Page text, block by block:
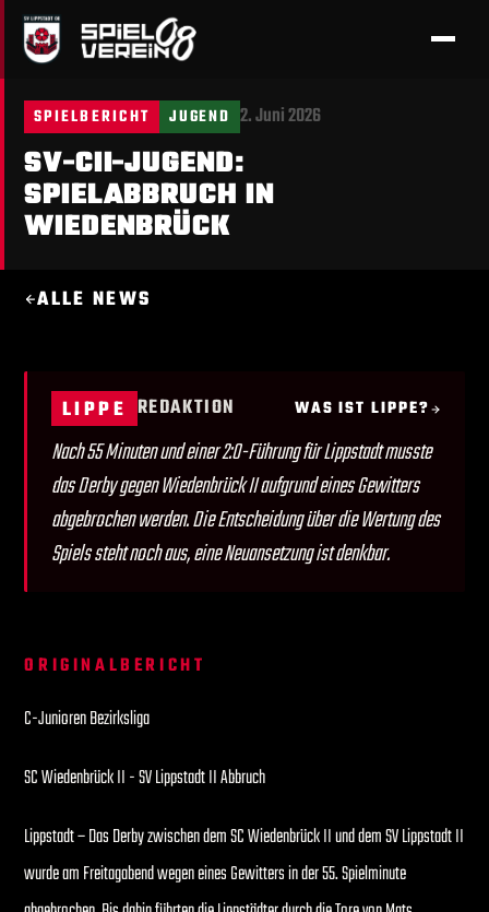
SPIELBERICHT JUGEND 2. Juni 2026
SV-CII-JUGEND:
SPIELABBRUCH IN
WIEDENBRÜCK
ALLE NEWS
LIPPE REDAKTION WAS IST LIPPE?
Nach 55 Minuten und einer 2:0-Führung für Lippstadt musste
das Derby gegen Wiedenbrück II aufgrund eines Gewitters
abgebrochen werden. Die Entscheidung über die Wertung des
Spiels steht noch aus, eine Neuansetzung ist denkbar.
ORIGINALBERICHT
C-Junioren Bezirksliga
SC Wiedenbrück II - SV Lippstadt II Abbruch
Lippstadt – Das Derby zwischen dem SC Wiedenbrück II und dem SV Lippstadt II
wurde am Freitagabend wegen eines Gewitters in der 55. Spielminute